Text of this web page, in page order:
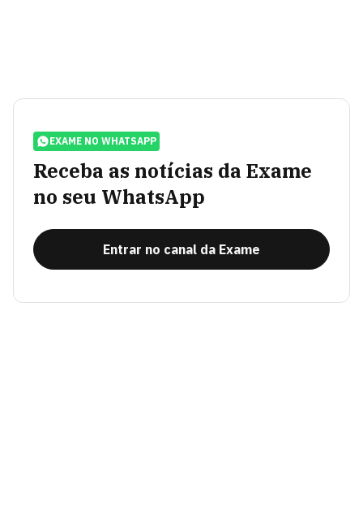
EXAME NO WHATSAPP
Receba as notícias da Exame
no seu WhatsApp
Entrar no canal da Exame